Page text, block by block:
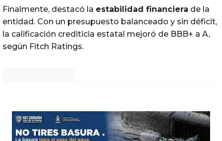
Finalmente, destacó la estabilidad financiera de la
entidad. Con un presupuesto balanceado y sin déficit,
la calificación crediticia estatal mejoró de BBB+ a A,
según Fitch Ratings.